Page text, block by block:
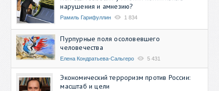
нарушения и амнезию?
Рамиль Гарифуллин 1 834
Пурпурные поля осоловевшего
человечества
Елена Кондратьева-Сальгеро 5 431
Экономический терроризм против России:
масштаб и цели